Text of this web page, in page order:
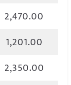
2,470.00
1,201.00
2,350.00